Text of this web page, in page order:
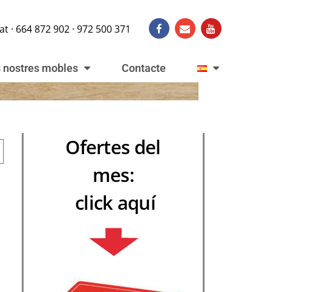
· 664 872 902 · 972 500 371
nostres mobles Contacte
Ofertes del
mes:
click aquí